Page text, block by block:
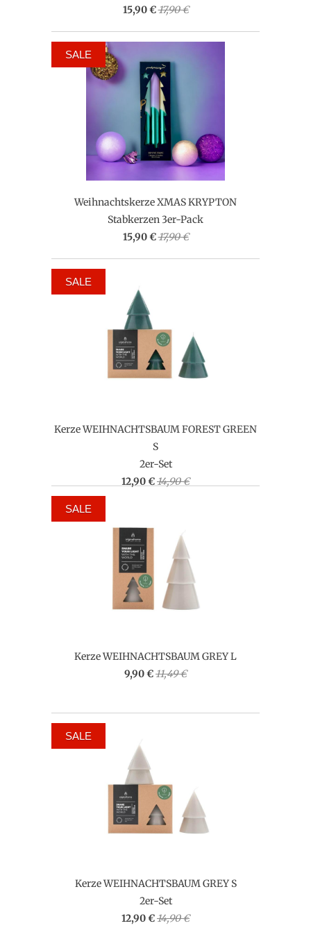
15,90 €17,90 €
Weihnachtskerze XMAS KRYPTON
Stabkerzen 3er-Pack
15,90 €17,90 €
SALE
Kerze WEIHNACHTSBAUM FOREST GREEN
S
2er-Set
12,90 €14,90 €
SALE
Kerze WEIHNACHTSBAUM GREY L
9,90 €11,49 €
SALE
Kerze WEIHNACHTSBAUM GREY S
2er-Set
12,90 €14,90 €
SALE